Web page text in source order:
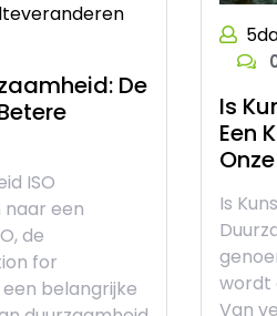
De
ISO
naar een
de
for
belangrijke
Is
Een
Is
wordt
Van